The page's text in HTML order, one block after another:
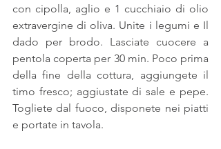
con cipolla, aglio e 1 cucchiaio di olio
extravergine di oliva. Unite i legumi e Il
dado per brodo. Lasciate cuocere a
pentola coperta per 30 min. Poco prima
della fine della cottura, aggiungete il
timo fresco; aggiustate di sale e pepe.
Togliete dal fuoco, disponete nei piatti
e portate in tavola.